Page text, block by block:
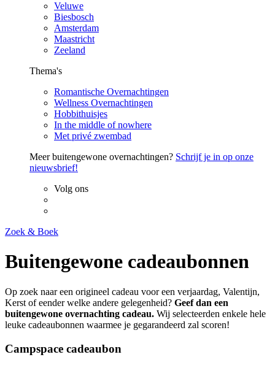
Veluwe
Biesbosch
Amsterdam
Maastricht
Zeeland
Thema's
Romantische Overnachtingen
Wellness Overnachtingen
Hobbithuisjes
In the middle of nowhere
Met privé zwembad
Meer buitengewone overnachtingen? Schrijf je in op onze
nieuwsbrief!
Volg ons
Zoek & Boek
Buitengewone cadeaubonnen
Op zoek naar een origineel cadeau voor een verjaardag, Valentijn,
Kerst of eender welke andere gelegenheid? Geef dan een
buitengewone overnachting cadeau. Wij selecteerden enkele hele
leuke cadeaubonnen waarmee je gegarandeerd zal scoren!
Campspace cadeaubon